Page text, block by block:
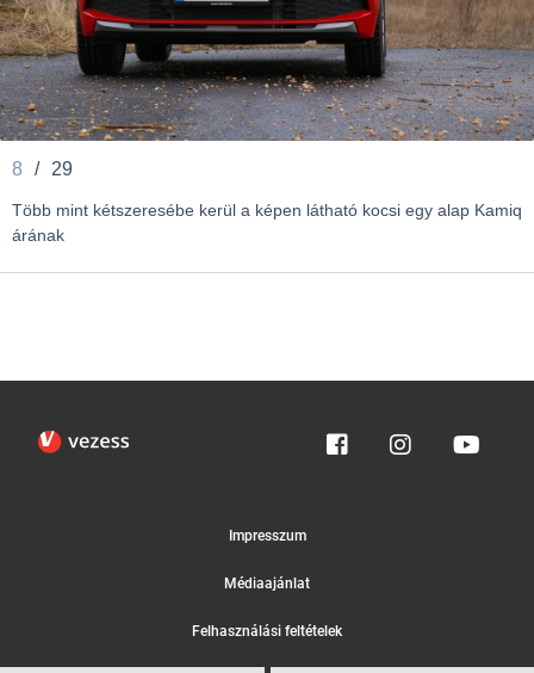
8 / 29
Több mint kétszeresébe kerül a képen látható kocsi egy alap Kamiq
árának
Impresszum
Médiaajánlat
Felhasználási feltételek